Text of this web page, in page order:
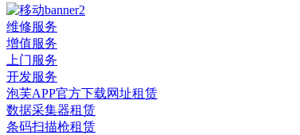
维修服务
增值服务
上门服务
开发服务
泡芙APP官方下载网址租赁
数据采集器租赁
条码扫描枪租赁